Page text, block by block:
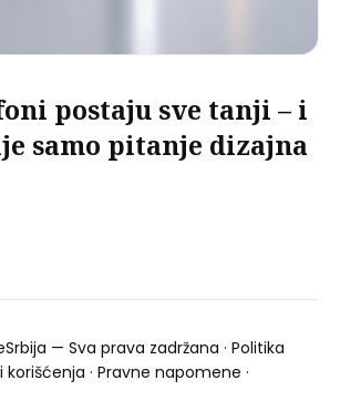
postaju sve tanji – i
samo pitanje dizajna
— Sva prava zadržana · Politika
korišćenja · Pravne napomene ·